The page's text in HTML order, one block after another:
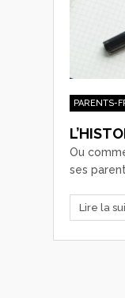
PARENTS-
Ou
ses
Lire la